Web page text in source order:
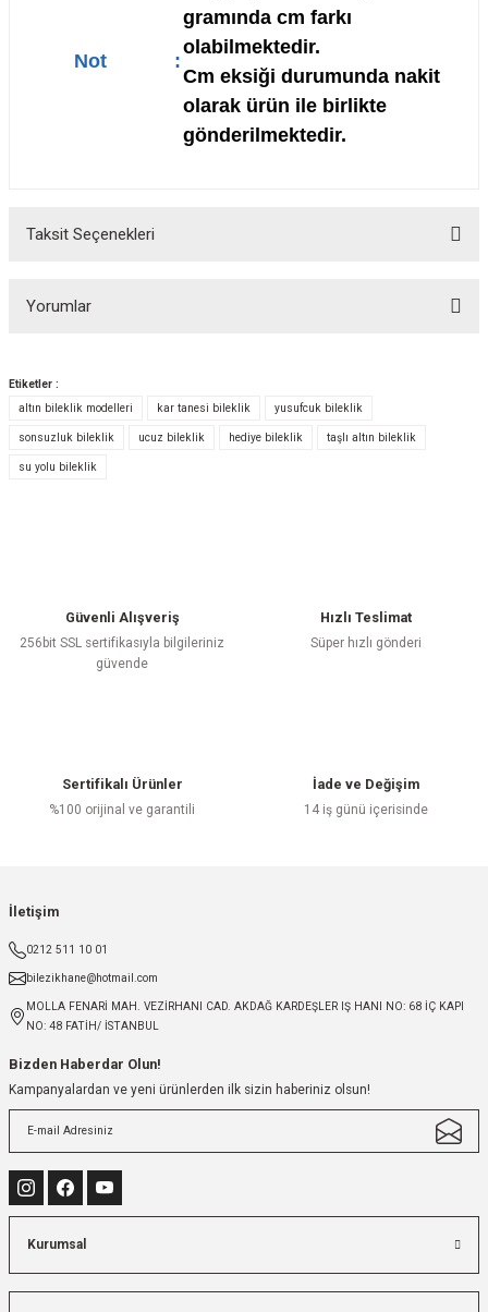
Not :
gramında cm farkı
olabilmektedir.
Cm eksiği durumunda nakit
olarak ürün ile birlikte
gönderilmektedir.
Taksit Seçenekleri
Yorumlar
Bu ürüne ilk yorumu siz yapın!
Etiketler :
altın bileklik modelleri
kar tanesi bileklik yusufcuk bileklik
sonsuzluk bileklik ucuz bileklik hediye bileklik taşlı altın bileklik
su yolu bileklik
Güvenli Alışveriş
256bit SSL sertifikasıyla bilgileriniz
güvende
Hızlı Teslimat
Süper hızlı gönderi
Sertifikalı Ürünler
%100 orijinal ve garantili
İade ve Değişim
14 iş günü içerisinde
İletişim
0212 511 10 01
bilezikhane@hotmail.com
MOLLA FENARİ MAH. VEZİRHANI CAD. AKDAĞ KARDEŞLER IŞ HANI NO: 68 İÇ KAPI
NO: 48 FATİH/ İSTANBUL
Bizden Haberdar Olun!
Kampanyalardan ve yeni ürünlerden ilk sizin haberiniz olsun!
Kurumsal